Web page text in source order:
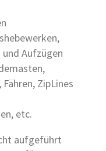
Aufzügen
ZipLines
etc.
aufgeführt